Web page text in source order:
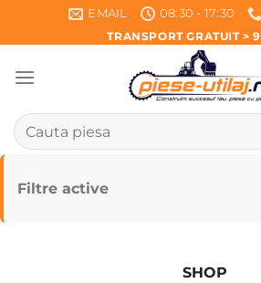
EMAIL 08:30 - 17:30
TRANSPORT GRATUIT >
Caută
după:
Filtre active
SHOP